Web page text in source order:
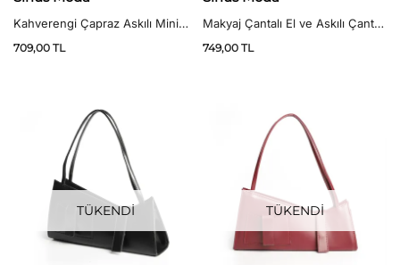
Kahverengi Çapraz Askılı Mini
709,00 TL
Makyaj Çantalı El ve Askılı Çanta
749,00 TL
TÜKENDİ TÜKENDİ